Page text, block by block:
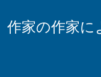
作家の作家に